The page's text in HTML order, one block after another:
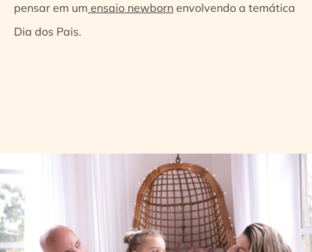
pensar em um ensaio newborn envolvendo a temática
Dia dos Pais.